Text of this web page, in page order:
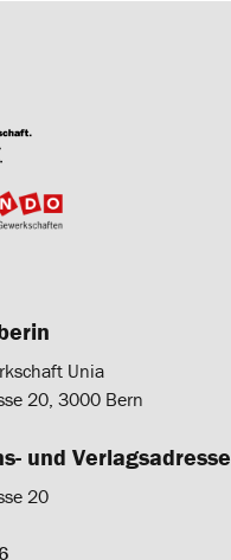
Unia
20, 3000 Bern
und Verlagsadresse
20